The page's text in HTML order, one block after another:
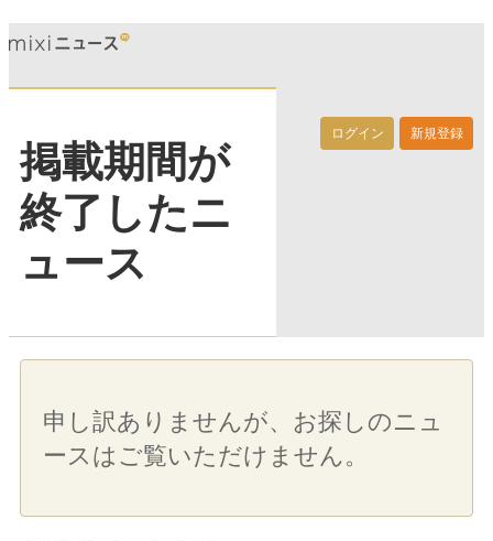
ログイン 新規登録
掲載期間が
終了したニ
ュース
申し訳ありませんが、お探しのニュ
ースはご覧いただけません。